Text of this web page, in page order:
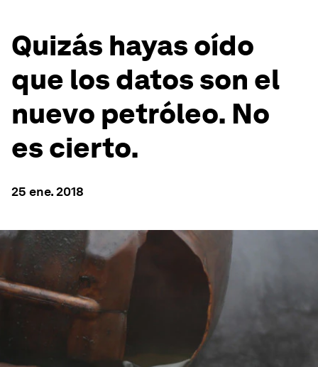
Quizás hayas oído
que los datos son el
nuevo petróleo. No
es cierto.
25 ene. 2018